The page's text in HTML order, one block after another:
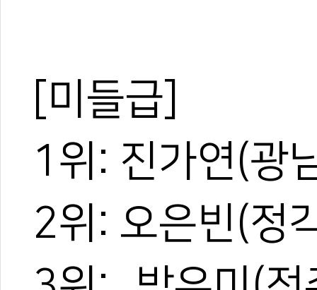
[미들급]
1위: 진가연(광
2위: 오은빈(정